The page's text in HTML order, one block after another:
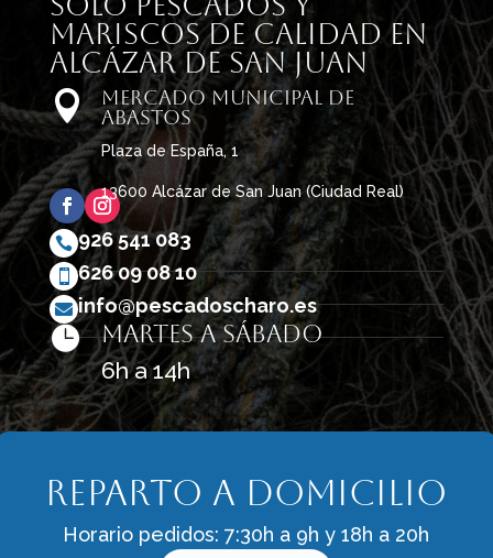
mariscos de calidad en
Alcázar de San Juan

Mercado Municipal de
Abastos
Plaza de España, 1
13600 Alcázar de San Juan (Ciudad Real)
 926 541 083
 626 09 08 10
 info@pescadoscharo.es

Martes a sábado
6h a 14h
Reparto a domicilio
Horario pedidos: 7:30h a 9h y 18h a 20h